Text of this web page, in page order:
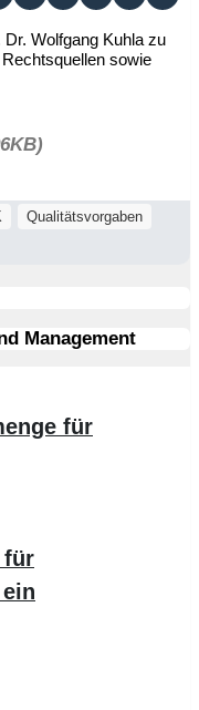
Wolfgang Kuhla zu
sowie
Qualitätsvorgaben
Management
für
für